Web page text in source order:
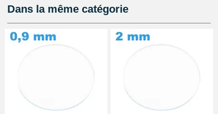
Montre et Bijou
14,90 €
Dans la même catégorie